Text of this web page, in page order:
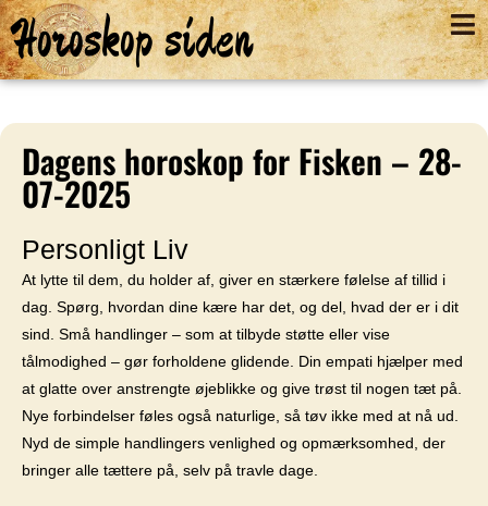
Horoskop siden
Dagens horoskop for Fisken – 28-
07-2025
Personligt Liv
At lytte til dem, du holder af, giver en stærkere følelse af tillid i
dag. Spørg, hvordan dine kære har det, og del, hvad der er i dit
sind. Små handlinger – som at tilbyde støtte eller vise
tålmodighed – gør forholdene glidende. Din empati hjælper med
at glatte over anstrengte øjeblikke og give trøst til nogen tæt på.
Nye forbindelser føles også naturlige, så tøv ikke med at nå ud.
Nyd de simple handlingers venlighed og opmærksomhed, der
bringer alle tættere på, selv på travle dage.